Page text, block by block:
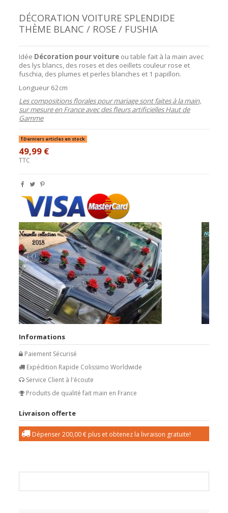
DÉCORATION VOITURE SPLENDIDE
THÈME BLANC / ROSE / FUSHIA
Idée Décoration pourvoiture ou table fait à la main avec
des lys blancs, des roses et des oeillets couleur rose et
fuschia, des plumes et perles blanches et 1 papillon.
Longueur 62cm
Les compositions florales pour mariage sont faites à la main,
sur mesure en France avec des fleurs artificielles Haut de
Gamme
Derniers articles en stock
49,99 €
TTC
Informations
Paiement Sécurisé
Expédition Rapide Colissimo Worldwide
Service Client à l'écoute
Produits de qualité fait main en France
Livraison offerte
Dépenser200,00 € plus et obtenez la livraison gratuite!